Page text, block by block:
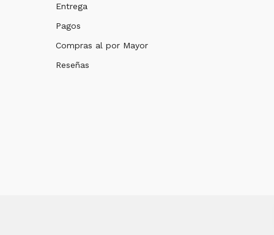
Entrega
Pagos
Compras al por Mayor
Reseñas